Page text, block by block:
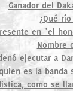
Ganador del
¿Qué
en "el
Nombre
ejecutar a
es la banda
como se